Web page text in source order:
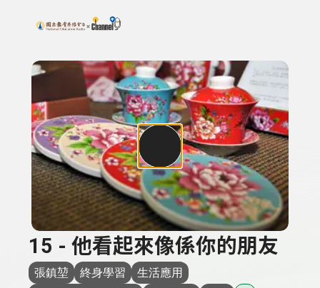
上方功能區塊
搜尋關鍵字：可輸入節目名稱、主持人或關鍵字
15 - 他看起來像係你的朋友
張鎮堃 終身學習
生活應用